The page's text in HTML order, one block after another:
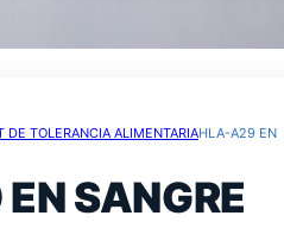
DE TOLERANCIA ALIMENTARIAHLA-A29 EN
SANGRE